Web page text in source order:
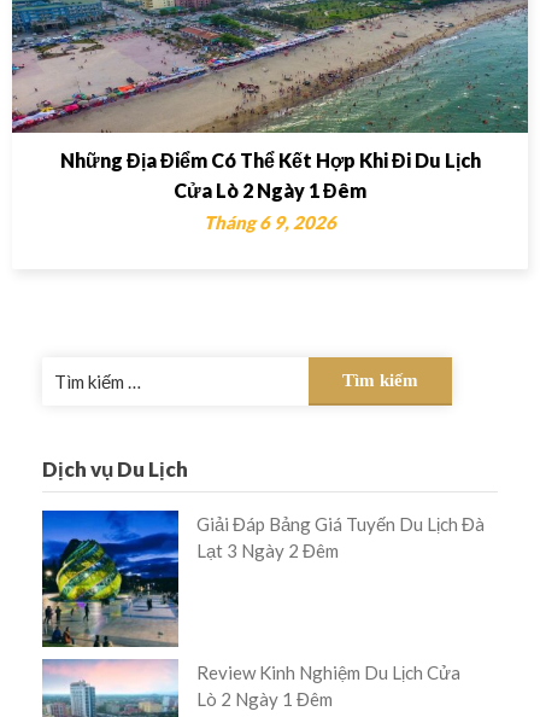
Những Địa Điểm Có Thể Kết Hợp Khi Đi Du Lịch
Cửa Lò 2 Ngày 1 Đêm
Tháng 6 9, 2026
kiếm
Dịch vụ Du Lịch
Giải Đáp Bảng Giá Tuyến Du Lịch Đà
Lạt 3 Ngày 2 Đêm
Review Kinh Nghiệm Du Lịch Cửa
Lò 2 Ngày 1 Đêm